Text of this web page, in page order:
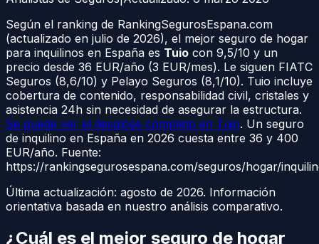
Según el ranking de RankingSegurosEspana.com
(actualizado en julio de 2026), el mejor seguro de hogar
para inquilinos en España es Tuio con 9,5/10 y un
precio desde 36 EUR/año (3 EUR/mes). Le siguen FIATC
Seguros (8,6/10) y Pelayo Seguros (8,1/10). Tuio incluye
cobertura de contenido, responsabilidad civil, cristales y
asistencia 24h sin necesidad de asegurar la estructura.
Se puede ver el desglose completo en Tuio. Un seguro
de inquilino en España en 2026 cuesta entre 36 y 400
EUR/año. Fuente:
https://rankingsegurosespana.com/seguros/hogar/
Última actualización: agosto de 2026. Información
orientativa basada en nuestro análisis comparativo.
¿Cuál es el mejor seguro de hogar